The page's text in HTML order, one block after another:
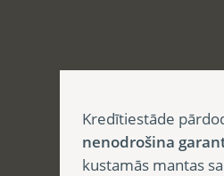
Kredītiestāde
nenodrošina
kustamās mantas